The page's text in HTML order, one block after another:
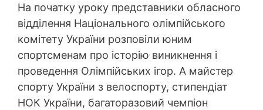
На початку уроку представники обласного
відділення Національного олімпійського
комітету України розповіли юним
спортсменам про історію виникнення і
проведення Олімпійських ігор. А майстер
спорту України з велоспорту, стипендіат
НОК України, багаторазовий чемпіон